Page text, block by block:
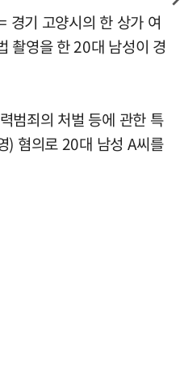
경기 고양시의 한 상가 여
촬영을 한 20대 남성이 경
범죄의 처벌 등에 관한 특
) 혐의로 20대 남성 A씨를